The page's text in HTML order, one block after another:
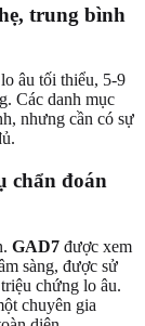
trung bình
âu tối thiểu, 5-9
Các danh mục
nhưng cần có sự
chẩn đoán
GAD7 được xem
sàng, được sử
chứng lo âu.
chuyên gia